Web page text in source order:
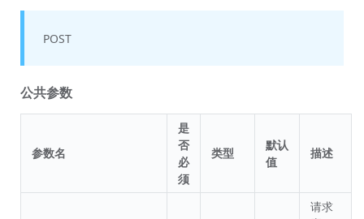
POST
公共参数
参数名
是
否
必
须
类型
默认
值
描述
请求